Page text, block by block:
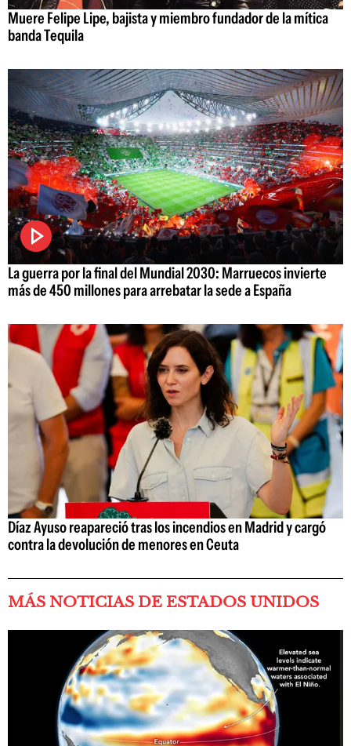
Muere Felipe Lipe, bajista y miembro fundador de la mítica
banda Tequila
La guerra por la final del Mundial 2030: Marruecos invierte
más de 450 millones para arrebatar la sede a España
Díaz Ayuso reapareció tras los incendios en Madrid y cargó
contra la devolución de menores en Ceuta
MÁS NOTICIAS DE ESTADOS UNIDOS